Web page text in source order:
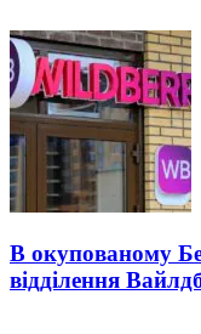
В окупованому
відділення